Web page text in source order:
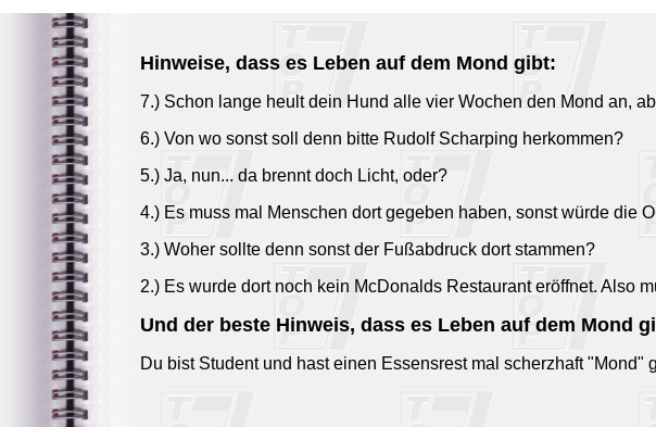
Hinweise, dass es Leben auf dem Mond gibt:
7.) Schon lange heult dein Hund alle vier Wochen den Mond an,
6.) Von wo sonst soll denn bitte Rudolf Scharping herkommen?
5.) Ja, nun... da brennt doch Licht, oder?
4.) Es muss mal Menschen dort gegeben haben, sonst würde die
3.) Woher sollte denn sonst der Fußabdruck dort stammen?
2.) Es wurde dort noch kein McDonalds Restaurant eröffnet. Also
Und der beste Hinweis, dass es Leben auf dem Mond
Du bist Student und hast einen Essensrest mal scherzhaft "Mond"